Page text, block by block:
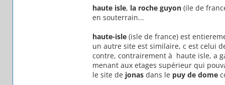
haute isle, la roche guyon(ile de
en souterrain...
haute-isle(isle de france) est
un autre site est similaire, c est celui
contre, contrairement à haute isle, a
menant aux etages supérieur qui
le site de jonas dans le puy de dome